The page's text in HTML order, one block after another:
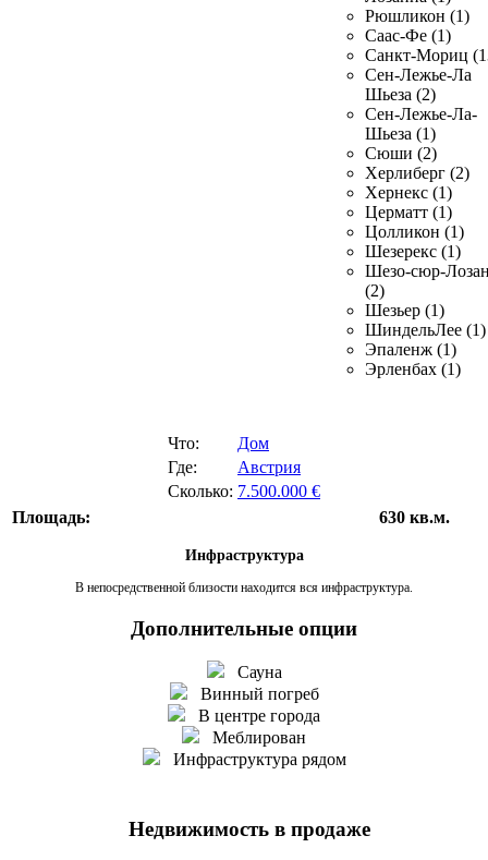
Рюшликон (1)
Саас-Фе (1)
Санкт-Мориц
Сен-Лежье-Ла
Шьеза (2)
Сен-Лежье-Ла-
Шьеза (1)
Сюши (2)
Херлиберг (2)
Хернекс (1)
Церматт (1)
Цолликон (1)
Шезерекс (1)
Шезо-сюр-
(2)
Шезьер (1)
ШиндельЛее (1)
Эпаленж (1)
Эрленбах (1)
Что:
Дом
Где:
Австрия
Сколько: 7.500.000 €
Площадь:
630 кв.м.
Инфраструктура
В непосредственной близости находится вся инфраструктура.
Дополнительные опции
Сауна
Винный погреб
В центре города
Меблирован
Инфраструктура рядом
Недвижимость в продаже